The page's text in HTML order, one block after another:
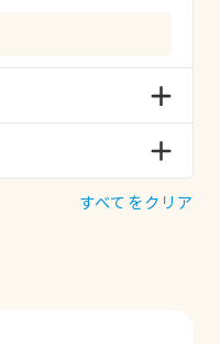
すべてをクリア